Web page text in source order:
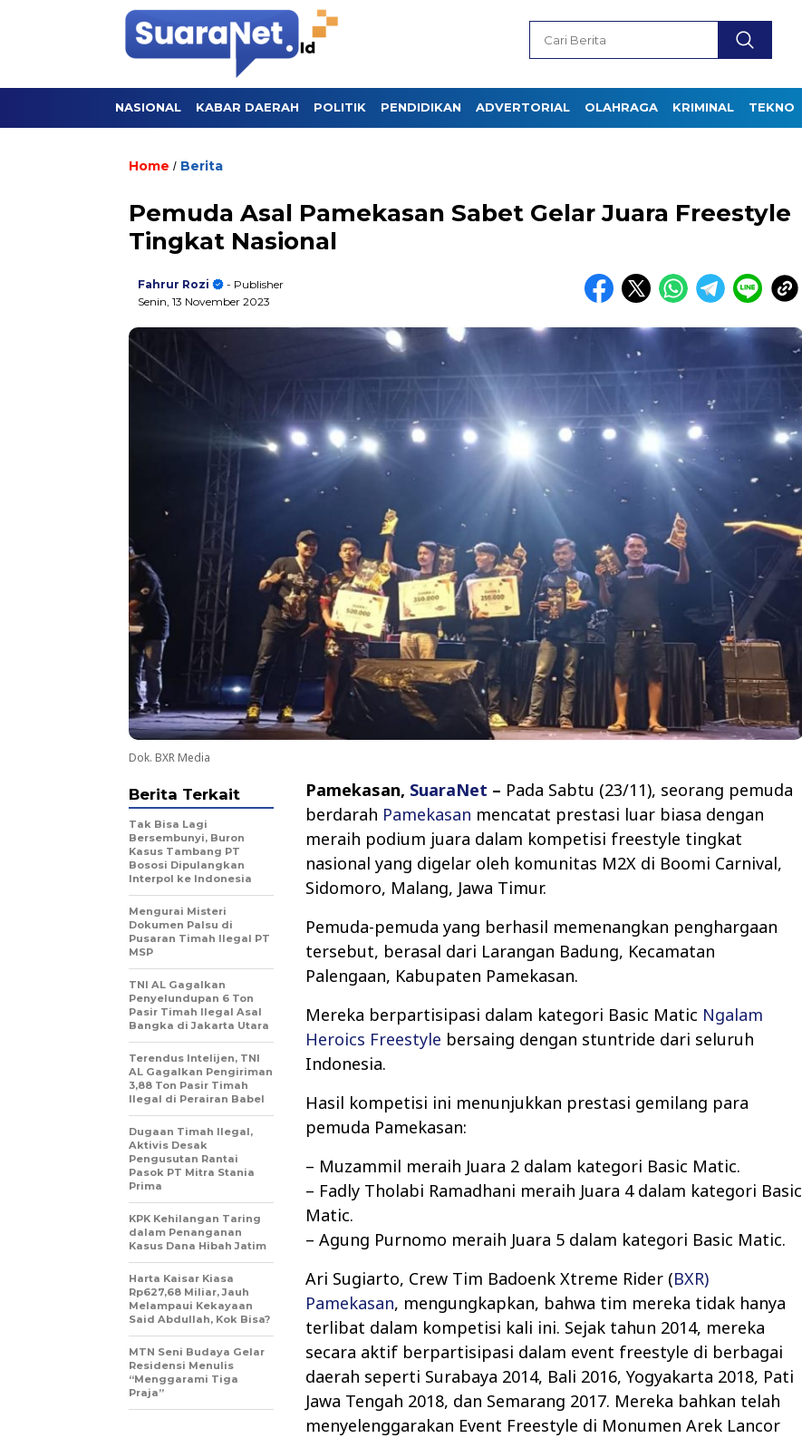
NASIONAL KABAR DAERAH POLITIK PENDIDIKAN ADVERTORIAL OLAHRAGA KRIMINAL TEKNO
Home / Berita
Pemuda Asal Pamekasan Sabet Gelar Juara Freestyle
Tingkat Nasional
Fahrur Rozi
- Publisher
Senin, 13 November 2023
Dok. BXR Media
Pamekasan, SuaraNet – Pada Sabtu (23/11), seorang pemuda
berdarah Pamekasan mencatat prestasi luar biasa dengan
meraih podium juara dalam kompetisi freestyle tingkat
nasional yang digelar oleh komunitas M2X di Boomi Carnival,
Sidomoro, Malang, Jawa Timur.
Pemuda-pemuda yang berhasil memenangkan penghargaan
tersebut, berasal dari Larangan Badung, Kecamatan
Palengaan, Kabupaten Pamekasan.
Mereka berpartisipasi dalam kategori Basic Matic Ngalam
Heroics Freestyle bersaing dengan stuntride dari seluruh
Indonesia.
Hasil kompetisi ini menunjukkan prestasi gemilang para
pemuda Pamekasan:
– Muzammil meraih Juara 2 dalam kategori Basic Matic.
– Fadly Tholabi Ramadhani meraih Juara 4 dalam kategori Basic
Matic.
– Agung Purnomo meraih Juara 5 dalam kategori Basic Matic.
Ari Sugiarto, Crew Tim Badoenk Xtreme Rider (BXR)
Pamekasan, mengungkapkan, bahwa tim mereka tidak hanya
terlibat dalam kompetisi kali ini. Sejak tahun 2014, mereka
secara aktif berpartisipasi dalam event freestyle di berbagai
daerah seperti Surabaya 2014, Bali 2016, Yogyakarta 2018, Pati
Jawa Tengah 2018, dan Semarang 2017. Mereka bahkan telah
menyelenggarakan Event Freestyle di Monumen Arek Lancor
Berita Terkait
Tak Bisa Lagi
Bersembunyi, Buron
Kasus Tambang PT
Bososi Dipulangkan
Interpol ke Indonesia
Mengurai Misteri
Dokumen Palsu di
Pusaran Timah Ilegal PT
MSP
TNI AL Gagalkan
Penyelundupan 6 Ton
Pasir Timah Ilegal Asal
Bangka di Jakarta Utara
Terendus Intelijen, TNI
AL Gagalkan Pengiriman
3,88 Ton Pasir Timah
Ilegal di Perairan Babel
Dugaan Timah Ilegal,
Aktivis Desak
Pengusutan Rantai
Pasok PT Mitra Stania
Prima
KPK Kehilangan Taring
dalam Penanganan
Kasus Dana Hibah Jatim
Harta Kaisar Kiasa
Rp627,68 Miliar, Jauh
Melampaui Kekayaan
Said Abdullah, Kok Bisa?
MTN Seni Budaya Gelar
Residensi Menulis
“Menggarami Tiga
Praja”